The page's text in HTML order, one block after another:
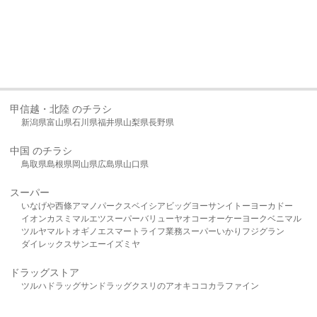
甲信越・北陸 のチラシ
新潟県富山県石川県福井県山梨県長野県
中国 のチラシ
鳥取県島根県岡山県広島県山口県
スーパー
いなげや西條アマノパークスベイシア ビッグヨーサンイトーヨーカドー
イオンカスミ マルエツスーパーバリューヤオコーオーケー ヨークベニマル
ツルヤマルト オギノ エスマート ライフ業務スーパーいかり フジグラン
ダイレックスサンエーイズミヤ
ドラッグストア
ツルハドラッグサンドラッグクスリのアオキ ココカラファイン